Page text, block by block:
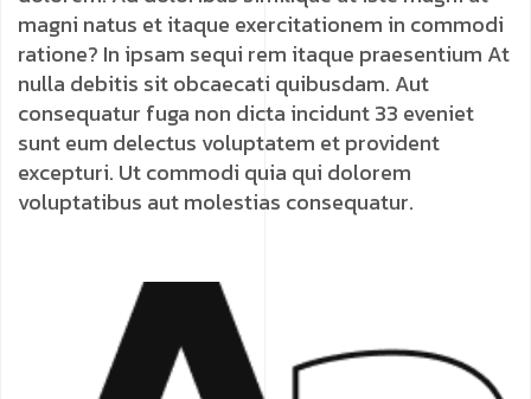
magni natus et itaque exercitationem in commodi
ratione? In ipsam sequi rem itaque praesentium At
nulla debitis sit obcaecati quibusdam. Aut
consequatur fuga non dicta incidunt 33 eveniet
sunt eum delectus voluptatem et provident
excepturi. Ut commodi quia qui dolorem
voluptatibus aut molestias consequatur.